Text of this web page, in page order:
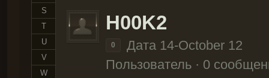
S
T
U
V
W
H00K2
0
Дата 14-October 12
Пользователь · 0